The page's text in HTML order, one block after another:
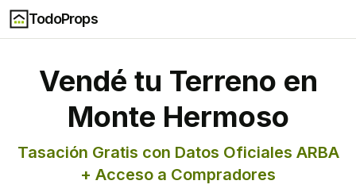
TodoProps
Vendé tu Terreno en
Monte Hermoso
Tasación Gratis con Datos Oficiales ARBA
+ Acceso a Compradores